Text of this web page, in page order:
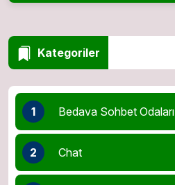
Kategoriler
1 Bedava Sohbet Odaları
2 Chat